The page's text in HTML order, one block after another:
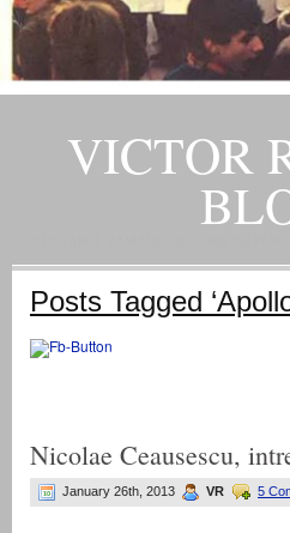
VICTOR
Posts Tagged
Nicolae Ceausescu,
January 26th, 2013 VR 5